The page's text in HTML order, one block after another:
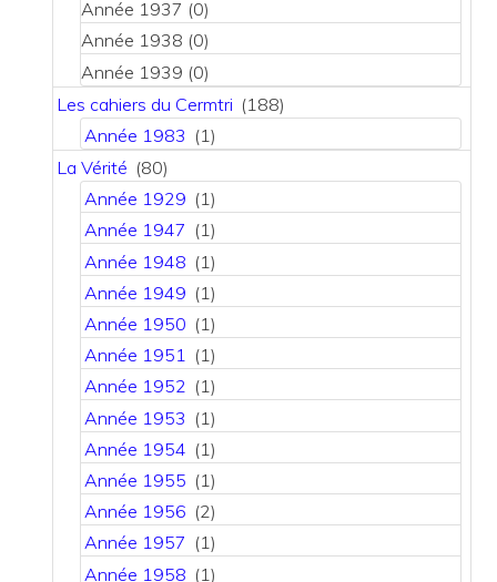
Année 1937 (0)
Année 1938 (0)
Année 1939 (0)
Les cahiers du Cermtri (188)
Année 1983 (1)
La Vérité (80)
Année 1929 (1)
Année 1947 (1)
Année 1948 (1)
Année 1949 (1)
Année 1950 (1)
Année 1951 (1)
Année 1952 (1)
Année 1953 (1)
Année 1954 (1)
Année 1955 (1)
Année 1956 (2)
Année 1957 (1)
Année 1958 (1)